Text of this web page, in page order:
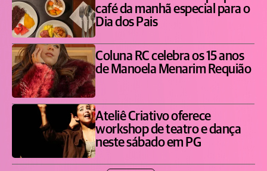
café da manhã especial para o
Dia dos Pais
Coluna RC celebra os 15 anos
de Manoela Menarim Requião
Ateliê Criativo oferece
workshop de teatro e dança
neste sábado em PG